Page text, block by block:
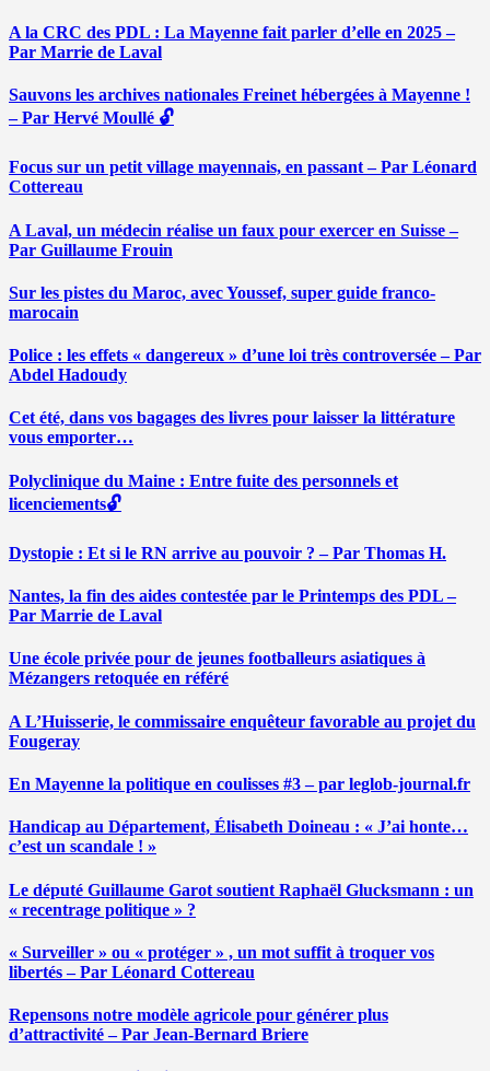
A la CRC des PDL : La Mayenne fait parler d’elle en 2025 –
Par Marrie de Laval
Sauvons les archives nationales Freinet hébergées à Mayenne !
– Par Hervé Moullé 🔓
Focus sur un petit village mayennais, en passant – Par Léonard
Cottereau
A Laval, un médecin réalise un faux pour exercer en Suisse –
Par Guillaume Frouin
Sur les pistes du Maroc, avec Youssef, super guide franco-
marocain
Police : les effets « dangereux » d’une loi très controversée – Par
Abdel Hadoudy
Cet été, dans vos bagages des livres pour laisser la littérature
vous emporter…
Polyclinique du Maine : Entre fuite des personnels et
licenciements🔓
Dystopie : Et si le RN arrive au pouvoir ? – Par Thomas H.
Nantes, la fin des aides contestée par le Printemps des PDL –
Par Marrie de Laval
Une école privée pour de jeunes footballeurs asiatiques à
Mézangers retoquée en référé
A L’Huisserie, le commissaire enquêteur favorable au projet du
Fougeray
En Mayenne la politique en coulisses #3 – par leglob-journal.fr
Handicap au Département, Élisabeth Doineau : « J’ai honte…
c’est un scandale ! »
Le député Guillaume Garot soutient Raphaël Glucksmann : un
« recentrage politique » ?
« Surveiller » ou « protéger » , un mot suffit à troquer vos
libertés – Par Léonard Cottereau
Repensons notre modèle agricole pour générer plus
d’attractivité – Par Jean-Bernard Briere